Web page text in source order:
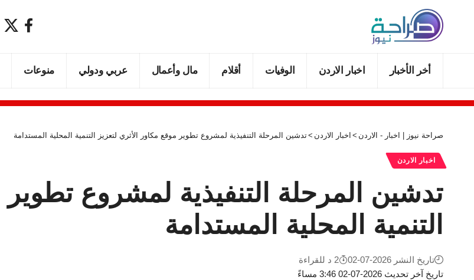
أخر الأخبار اخبار الاردن الوفيات أقلام مال وأعمال عربي ودولي منوعات
صراحة نيوز | اخبار - الاردن > اخبار الاردن >تدشين المرحلة التنفيذية لمشروع تطوير موقع مكاور الأثري لتعزيز التنمية المحلية المستدامة
اخبار الاردن
تدشين المرحلة التنفيذية لمشروع تطوير
التنمية المحلية المستدامة
تاريخ آخر تحديث 2026-07-02 3:46 مساءً
تاريخ النشر 2026-07-02 2 د للقراءة